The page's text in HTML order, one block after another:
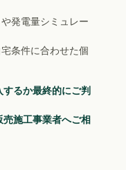
発電量シミュレー
条件に合わせた個
るか最終的にご判
施工事業者へご相